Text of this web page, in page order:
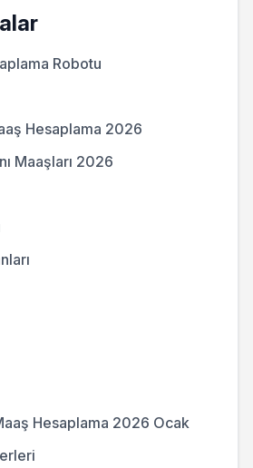
Robotu
Hesaplama 2026
Maaşları 2026
Hesaplama 2026 Ocak